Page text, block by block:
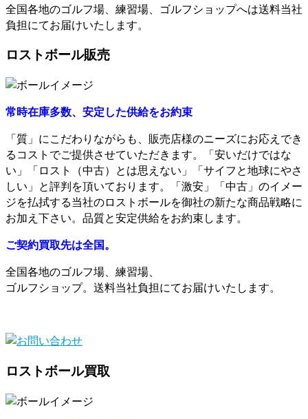
全国各地のゴルフ場、練習場、ゴルフショップへは送料当社
負担にてお届けいたします。
ロストボール販売
常時在庫多数、安定した供給をお約束
「質」にこだわりながらも、販売店様のニーズにお応えでき
るコストでご提供させていただきます。「安いだけではな
い」「ロスト（中古）とは思えない」「サイフと地球にやさ
しい」と評判を頂いております。「激安」「中古」のイメー
ジを払拭する当社のロストボールを御社の新たな商品戦略に
お加え下さい。品質と安定供給をお約束します。
ご契約買取先は全国。
全国各地のゴルフ場、練習場、
ゴルフショップ。送料当社負担にてお届けいたします。
ロストボール買取